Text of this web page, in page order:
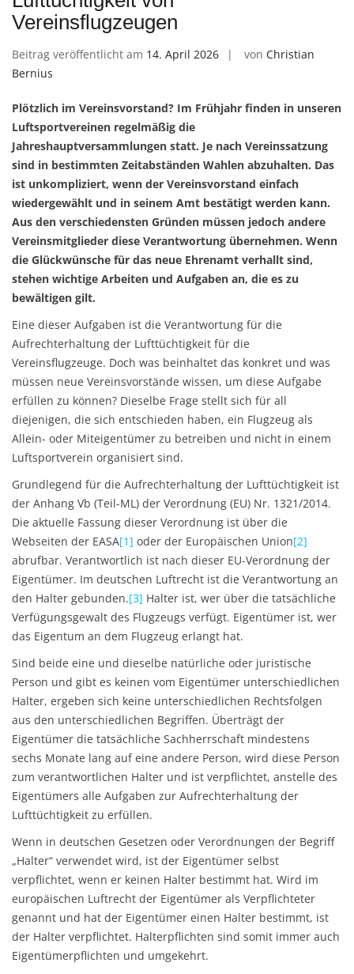
Vereinsflugzeugen
Beitrag veröffentlicht am 14. April 2026 von Christian
Bernius
Plötzlich im Vereinsvorstand? Im Frühjahr finden in unseren
Luftsportvereinen regelmäßig die
Jahreshauptversammlungen statt. Je nach Vereinssatzung
sind in bestimmten Zeitabständen Wahlen abzuhalten. Das
ist unkompliziert, wenn der Vereinsvorstand einfach
wiedergewählt und in seinem Amt bestätigt werden kann.
Aus den verschiedensten Gründen müssen jedoch andere
Vereinsmitglieder diese Verantwortung übernehmen. Wenn
die Glückwünsche für das neue Ehrenamt verhallt sind,
stehen wichtige Arbeiten und Aufgaben an, die es zu
bewältigen gilt.
Eine dieser Aufgaben ist die Verantwortung für die
Aufrechterhaltung der Lufttüchtigkeit für die
Vereinsflugzeuge. Doch was beinhaltet das konkret und was
müssen neue Vereinsvorstände wissen, um diese Aufgabe
erfüllen zu können? Dieselbe Frage stellt sich für all
diejenigen, die sich entschieden haben, ein Flugzeug als
Allein- oder Miteigentümer zu betreiben und nicht in einem
Luftsportverein organisiert sind.
Grundlegend für die Aufrechterhaltung der Lufttüchtigkeit ist
der Anhang Vb (Teil-ML) der Verordnung (EU) Nr. 1321/2014.
Die aktuelle Fassung dieser Verordnung ist über die
Webseiten der EASA[1] oder der Europäischen Union[2]
abrufbar. Verantwortlich ist nach dieser EU-Verordnung der
Eigentümer. Im deutschen Luftrecht ist die Verantwortung an
den Halter gebunden.[3] Halter ist, wer über die tatsächliche
Verfügungsgewalt des Flugzeugs verfügt. Eigentümer ist, wer
das Eigentum an dem Flugzeug erlangt hat.
Sind beide eine und dieselbe natürliche oder juristische
Person und gibt es keinen vom Eigentümer unterschiedlichen
Halter, ergeben sich keine unterschiedlichen Rechtsfolgen
aus den unterschiedlichen Begriffen. Überträgt der
Eigentümer die tatsächliche Sachherrschaft mindestens
sechs Monate lang auf eine andere Person, wird diese Person
zum verantwortlichen Halter und ist verpflichtet, anstelle des
Eigentümers alle Aufgaben zur Aufrechterhaltung der
Lufttüchtigkeit zu erfüllen.
Wenn in deutschen Gesetzen oder Verordnungen der Begriff
„Halter“ verwendet wird, ist der Eigentümer selbst
verpflichtet, wenn er keinen Halter bestimmt hat. Wird im
europäischen Luftrecht der Eigentümer als Verpflichteter
genannt und hat der Eigentümer einen Halter bestimmt, ist
der Halter verpflichtet. Halterpflichten sind somit immer auch
Eigentümerpflichten und umgekehrt.